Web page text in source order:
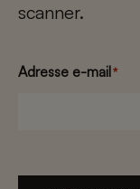
scanner.
Adresse e-mail*